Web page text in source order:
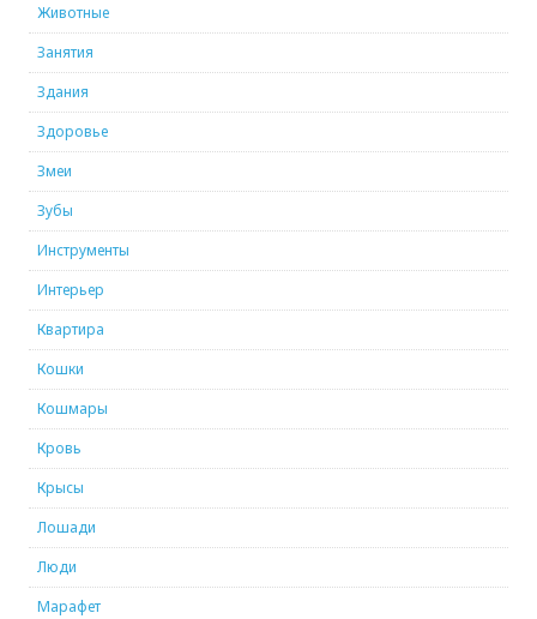
Животные
Занятия
Здания
Здоровье
Змеи
Зубы
Инструменты
Интерьер
Квартира
Кошки
Кошмары
Кровь
Крысы
Лошади
Люди
Марафет